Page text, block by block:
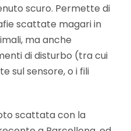
scuro. Permette di
scattate magari in
ma anche
di disturbo (tra cui
sul sensore, o i fili
scattata con la